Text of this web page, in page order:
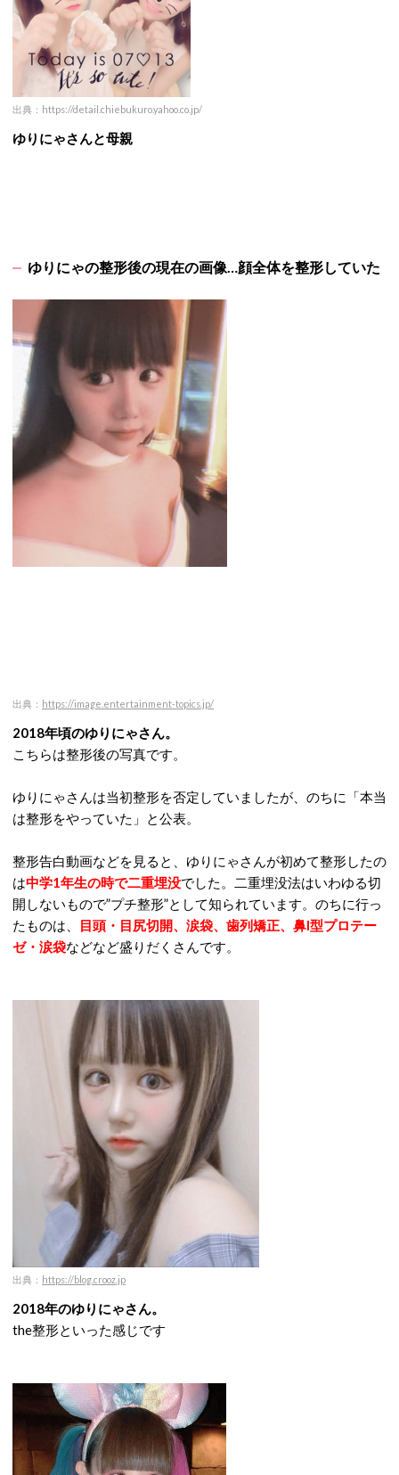
出典：https://detail.chiebukuro.yahoo.co.jp/
ゆりにゃさんと母親
ゆりにゃの整形後の現在の画像…顔全体を整形していた
出典： https://image.entertainment-topics.jp/
2018年頃のゆりにゃさん。
こちらは整形後の写真です。
ゆりにゃさんは当初整形を否定していましたが、のちに「本当
は整形をやっていた」と公表。
整形告白動画などを見ると、ゆりにゃさんが初めて整形したの
は中学1年生の時で二重埋没でした。二重埋没法はいわゆる切
開しないもので”プチ整形”として知られています。のちに行っ
たものは、
目頭・目尻切開、涙袋、歯列矯正、鼻I型プロテー
ゼ・涙袋などなど盛りだくさんです。
出典： https://blog.crooz.jp
2018年のゆりにゃさん。
the整形といった感じです